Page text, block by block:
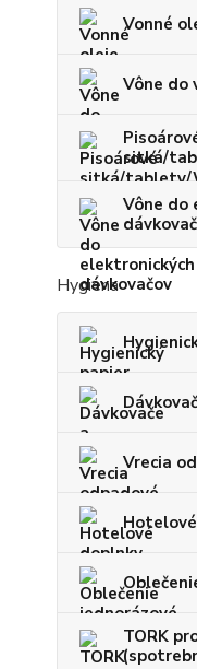
Vonné
Vône do
sitká/
Vône do
Hygiena
Vrecia
TORK